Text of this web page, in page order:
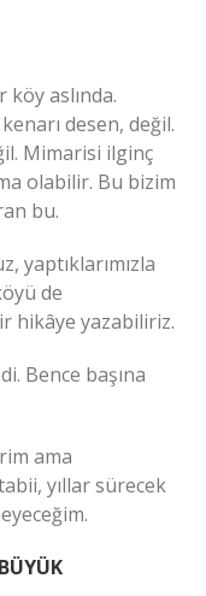
aslında.
desen, değil.
Mimarisi ilginç
olabilir. Bu bizim
bu.
yaptıklarımızla
de
hikâye yazabiliriz.
Bence başına
ama
yıllar sürecek